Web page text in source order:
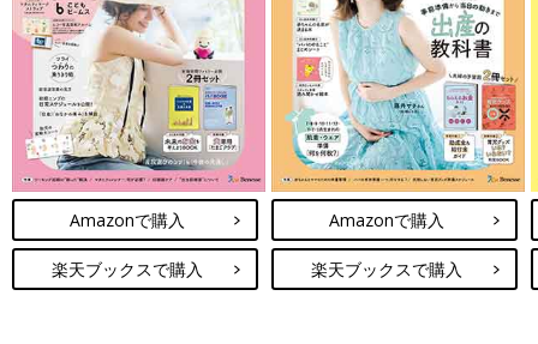
Amazonで購入
楽天ブックスで購入
Amazonで購入
楽天ブックスで購入